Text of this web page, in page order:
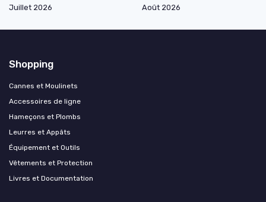
Juillet 2026
Août 2026
Shopping
Cannes et Moulinets
Accessoires de ligne
Hameçons et Plombs
Leurres et Appâts
Équipement et Outils
Vêtements et Protection
Livres et Documentation